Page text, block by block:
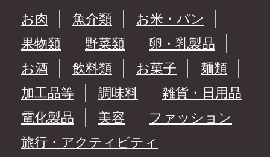
お肉
魚介類
お米・パン
果物類
野菜類
卵・乳製品
お酒
飲料類 お菓子
麺類
加工品等
調味料
雑貨・日用品
電化製品
美容
ファッション
旅行・アクティビティ